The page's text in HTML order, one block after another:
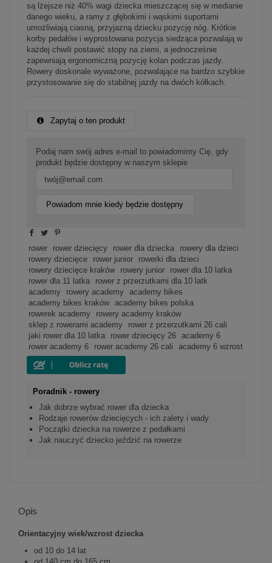
są lżejsze niż 40% wagi dziecka mieszczącej się w medianie
danego wieku, a ramy z głębokimi i wąskimi suportami
umożliwiają ciasną, przyjazną dziecku pozycję nóg. Krótkie
korby pedałów i wyprostowana pozycja siedząca pozwalają w
każdej chwili postawić stopy na ziemi, a jednocześnie
zapewniają ergonomiczną pozycję kolan podczas jazdy.
Rowery doskonale wyważone, pozwalające na bardzo szybkie
przystosowanie się do stabilnej jazdy na dwóch kółkach.
Zapytaj o ten produkt
Podaj nam swój adres e-mail to powiadomimy Cię, gdy
produkt będzie dostępny w naszym sklepie
Powiadom mnie kiedy będzie dostępny
rower rower dziecięcy rower dla dziecka
rowery dla dzieci
rowery dziecięce
rower junior
rowerki dla dzieci
rowery dziecięce kraków
rowery junior
rower dla 10 latka
rower dla 11 latka
rower z przerzutkami dla 10 latk
academy
rowery academy
academy bikes
academy bikes kraków
academy bikes polska
rowerek academy
rowery academy kraków
sklep z rowerami academy
rower z przerzutkami 26 cali
jaki rower dla 10 latka
rower dziecięcy 26
academy 6
rower academy 6
rower academy 26 cali academy 6 wzrost
Poradnik - rowery
Jak dobrze wybrać rower dla dziecka
Rodzaje rowerów dziecięcych - ich zalety i wady
Początki dziecka na rowerze z pedałkami
Jak nauczyć dziecko jeździć na rowerze
Opis
Orientacyjny wiek/wzrost dziecka
od 10 do 14 lat